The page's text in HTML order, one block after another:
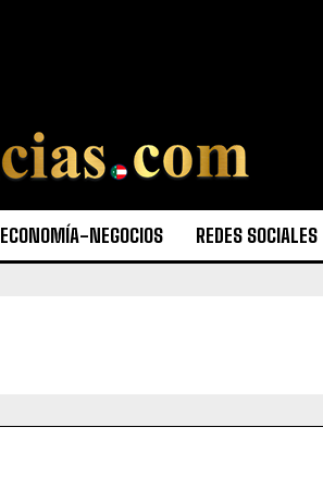
ECONOMÍA-NEGOCIOS REDES SOCIALES